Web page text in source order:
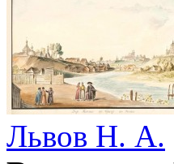
Львов Н. А.